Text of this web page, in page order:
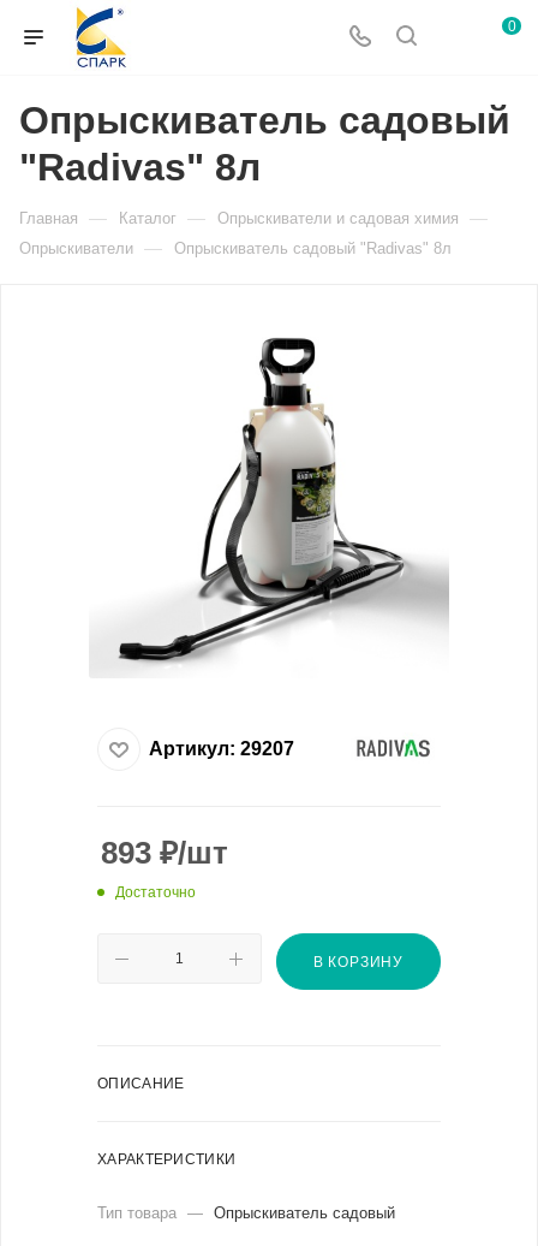
0
Опрыскиватель садовый
"Radivas" 8л
Главная — Каталог — Опрыскиватели и садовая химия —
Опрыскиватели — Опрыскиватель садовый "Radivas" 8л
Артикул: 29207
893 ₽/шт
Достаточно
В КОРЗИНУ
ОПИСАНИЕ
ХАРАКТЕРИСТИКИ
Тип товара — Опрыскиватель садовый